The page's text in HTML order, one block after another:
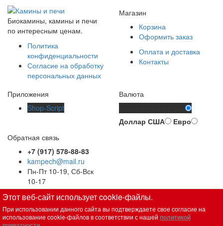
Биокамины, камины и печи
по интересным ценам.
Политика
конфиденциальности
Согласие на обработку
персональных данных
Магазин
Корзина
Оформить заказ
Оплата и доставка
Контакты
Приложения
Shop-Script
Валюта
Доллар США
Евро
Обратная связь
+7 (917) 578-88-83
kampech@mail.ru
Пн-Пт 10-19, Сб-Вск
10-17
Вся представленная на сайте информация, касающаяся
технических характеристик, наличия на складе, стоимости
товаров, носит информационный характер и не является
Этот веб-сайт использует cookie-файлы.
При использовании данного сайта вы подтверждаете свое согласие на
использование cookie-файлов в соответствии с нашей политикой